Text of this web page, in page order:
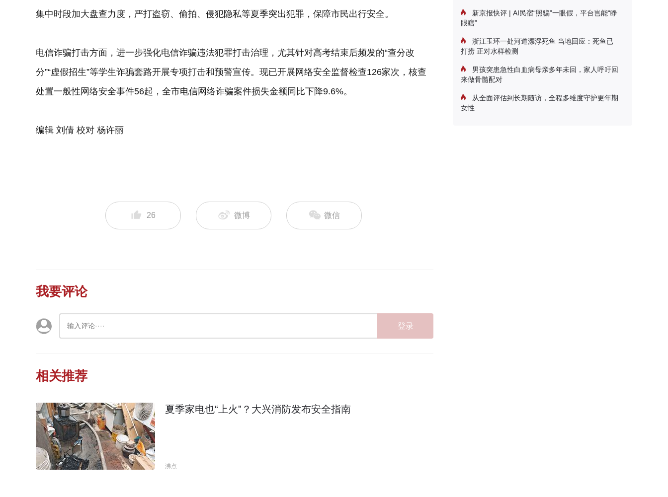
集中时段加大盘查力度，严打盗窃、偷拍、侵犯隐私等夏季突出犯罪，保障市民出行安全。
电信诈骗打击方面，进一步强化电信诈骗违法犯罪打击治理，尤其针对高考结束后频发的“查分改
分”“虚假招生”等学生诈骗套路开展专项打击和预警宣传。现已开展网络安全监督检查126家次，核查
处置一般性网络安全事件56起，全市电信网络诈骗案件损失金额同比下降9.6%。
编辑 刘倩 校对 杨许丽
26 微博 微信
我要评论
登录
相关推荐
夏季家电也“上火”？大兴消防发布安全指南
沸点
新京报快评 | AI民宿“照骗”一眼假，平台岂能“睁
眼瞎”
浙江玉环一处河道漂浮死鱼 当地回应：死鱼已
打捞 正对水样检测
男孩突患急性白血病母亲多年未回，家人呼吁回
来做骨髓配对
从全面评估到长期随访，全程多维度守护更年期
女性